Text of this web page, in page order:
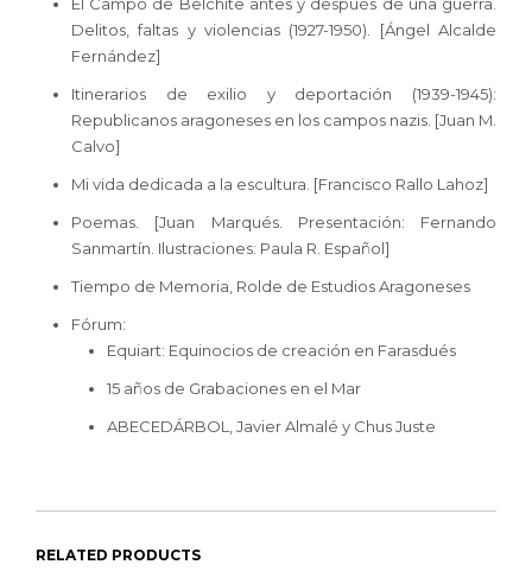
Delitos, faltas y violencias (1927-1950). [Ángel Alcalde
Fernández]
Itinerarios de exilio y deportación (1939-1945):
Republicanos aragoneses en los campos nazis. [Juan M.
Calvo]
Mi vida dedicada a la escultura. [Francisco Rallo Lahoz]
Poemas. [Juan Marqués. Presentación: Fernando
Sanmartín. Ilustraciones: Paula R. Español]
Tiempo de Memoria, Rolde de Estudios Aragoneses
Fórum:
Equiart: Equinocios de creación en Farasdués
15 años de Grabaciones en el Mar
ABECEDÁRBOL, Javier Almalé y Chus Juste
RELATED PRODUCTS